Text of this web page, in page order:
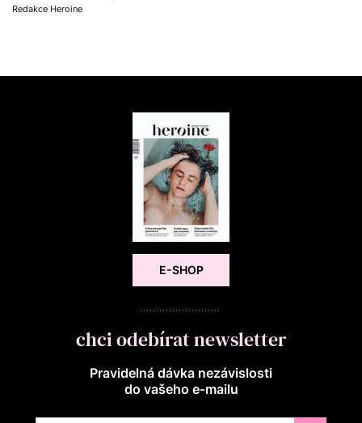
Redakce Heroine
E-SHOP
chci odebírat newsletter
Pravidelná dávka nezávislosti
do vašeho e‑mailu